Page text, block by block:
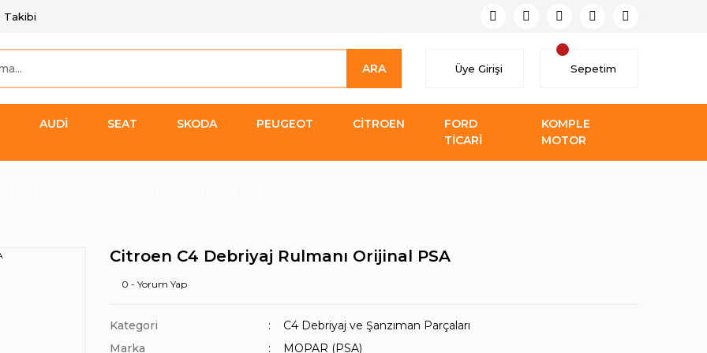
Takibi
ARA Üye Girişi Sepetim
AUDİ SEAT SKODA PEUGEOT CİTROEN
FORD
TİCARİ
KOMPLE
MOTOR
Citroen C4 Debriyaj Rulmanı Orijinal PSA
0 - Yorum Yap
Kategori
C4 Debriyaj ve Şanzıman Parçaları
Marka
MOPAR (PSA)